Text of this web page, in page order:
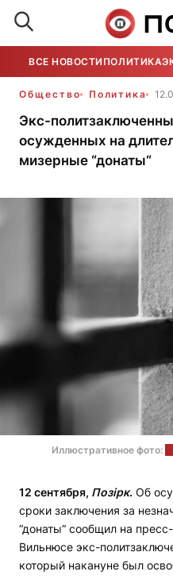
ВСЕ НОВОСТИ ПОЛИТИКА
Общество Политика
Экс-
осужденных на
мизерные “донаты“
Иллюстративное фото:
12 сентября, Позірк. Об
сроки заключения за
“донаты“ сообщил на
Вильнюсе экс-
который накануне был